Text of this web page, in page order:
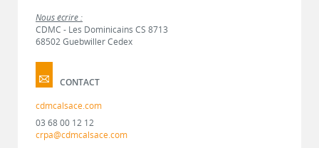
Nous écrire :
CDMC - Les Dominicains CS 8713
68502 Guebwiller Cedex
CONTACT
cdmcalsace.com
03 68 00 12 12
crpa@cdmcalsace.com